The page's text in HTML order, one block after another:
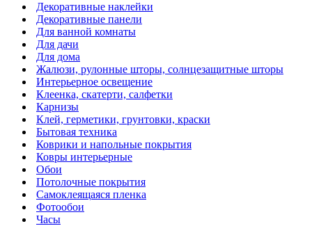
Декоративные наклейки
Декоративные панели
Для ванной комнаты
Для дачи
Для дома
Жалюзи, рулонные шторы, солнцезащитные шторы
Интерьерное освещение
Клеенка, скатерти, салфетки
Карнизы
Клей, герметики, грунтовки, краски
Бытовая техника
Коврики и напольные покрытия
Ковры интерьерные
Обои
Потолочные покрытия
Самоклеящаяся пленка
Фотообои
Часы